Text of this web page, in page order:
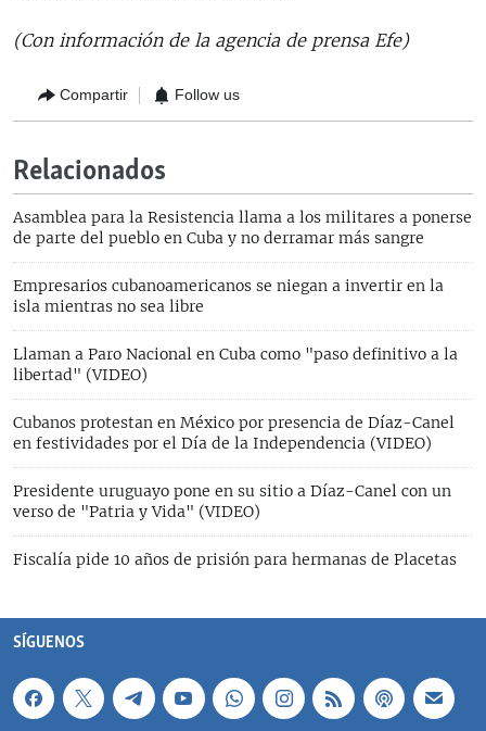
(Con información de la agencia de prensa Efe)
Compartir Follow us
Relacionados
Asamblea para la Resistencia llama a los militares a ponerse
de parte del pueblo en Cuba y no derramar más sangre
Empresarios cubanoamericanos se niegan a invertir en la
isla mientras no sea libre
Llaman a Paro Nacional en Cuba como "paso definitivo a la
libertad" (VIDEO)
Cubanos protestan en México por presencia de Díaz-Canel
en festividades por el Día de la Independencia (VIDEO)
Presidente uruguayo pone en su sitio a Díaz-Canel con un
verso de "Patria y Vida" (VIDEO)
Fiscalía pide 10 años de prisión para hermanas de Placetas
SÍGUENOS